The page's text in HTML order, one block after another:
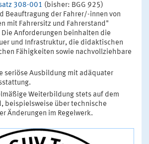
308-001 (bisher: BGG 925)
Beauftragung der Fahrer/-innen von
mit Fahrersitz und Fahrerstand"
Anforderungen beinhalten die
und Infrastruktur, die didaktischen
Fähigkeiten sowie nachvollziehbare
seriöse Ausbildung mit adäquater
Weiterbildung stets auf dem
beispielsweise über technische
Änderungen im Regelwerk.